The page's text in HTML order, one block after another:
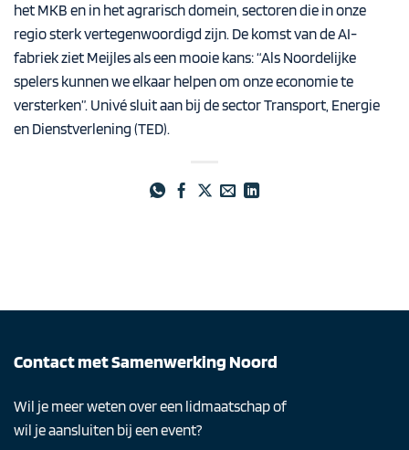
het MKB en in het agrarisch domein, sectoren die in onze
regio sterk vertegenwoordigd zijn. De komst van de AI-
fabriek ziet Meijles als een mooie kans: “Als Noordelijke
spelers kunnen we elkaar helpen om onze economie te
versterken”. Univé sluit aan bij de sector Transport, Energie
en Dienstverlening (TED).
Contact met Samenwerking Noord
Wil je meer weten over een lidmaatschap of
wil je aansluiten bij een event?